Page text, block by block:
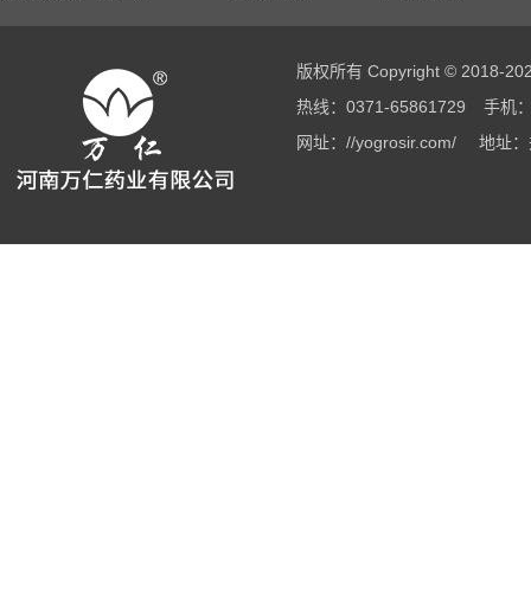
版权所有 Copyright © 2018-
热线：0371-65861729
手机
网址：//yogrosir.com/
地址